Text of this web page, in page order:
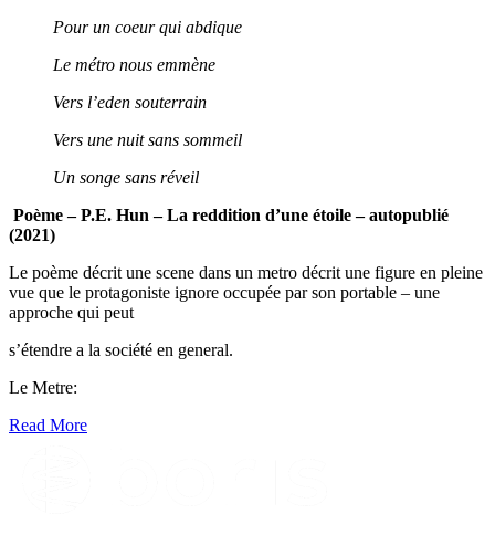
Pour un coeur qui abdique
Le métro nous emmène
Vers l’eden souterrain
Vers une nuit sans sommeil
Un songe sans réveil
Poème – P.E. Hun – La reddition d’une étoile – autopublié
(2021)
Le poème décrit une scene dans un metro décrit une figure en pleine
vue que le protagoniste ignore occupée par son portable – une
approche qui peut
s’étendre a la société en general.
Le Metre:
Read More